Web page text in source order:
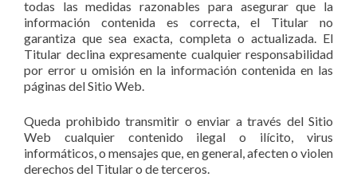
todas las medidas razonables para asegurar que la
información contenida es correcta, el Titular no
garantiza que sea exacta, completa o actualizada. El
Titular declina expresamente cualquier responsabilidad
por error u omisión en la información contenida en las
páginas del Sitio Web.
Queda prohibido transmitir o enviar a través del Sitio
Web cualquier contenido ilegal o ilícito, virus
informáticos, o mensajes que, en general, afecten o violen
derechos del Titular o de terceros.